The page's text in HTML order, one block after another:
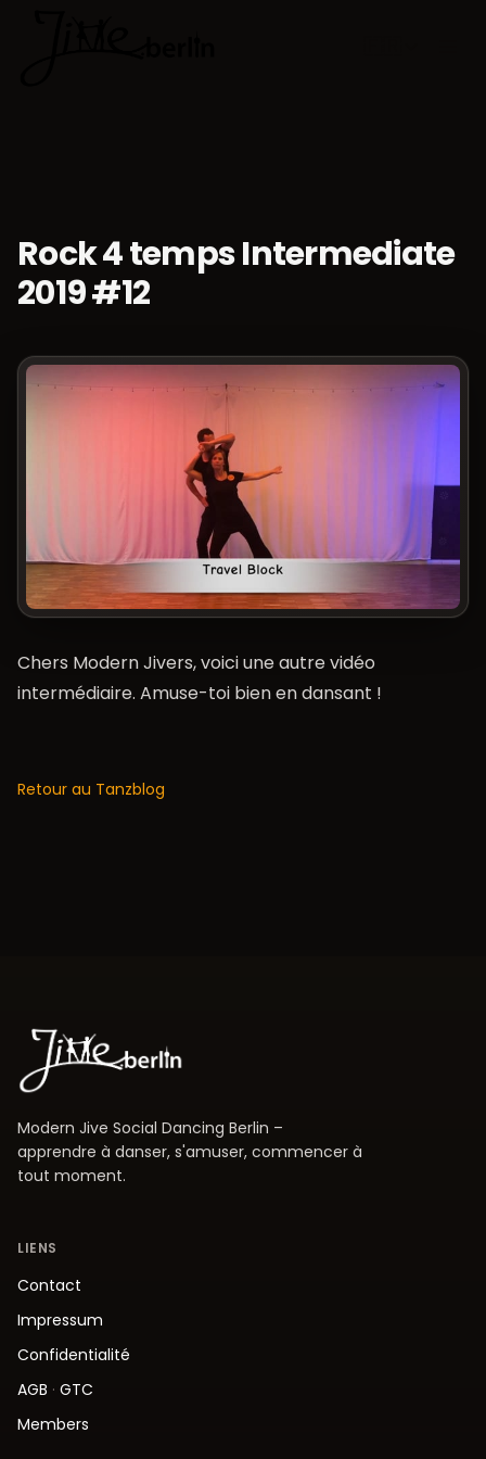
Rock 4 temps Intermediate
2019 #12
Chers Modern Jivers, voici une autre vidéo
intermédiaire. Amuse-toi bien en dansant !
Retour au Tanzblog
Modern Jive Social Dancing Berlin –
apprendre à danser, s'amuser, commencer à
tout moment.
LIENS
Contact
Impressum
Confidentialité
AGB · GTC
Members